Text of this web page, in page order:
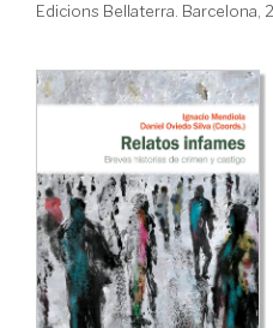
Edicions Bellaterra. Barcelona,